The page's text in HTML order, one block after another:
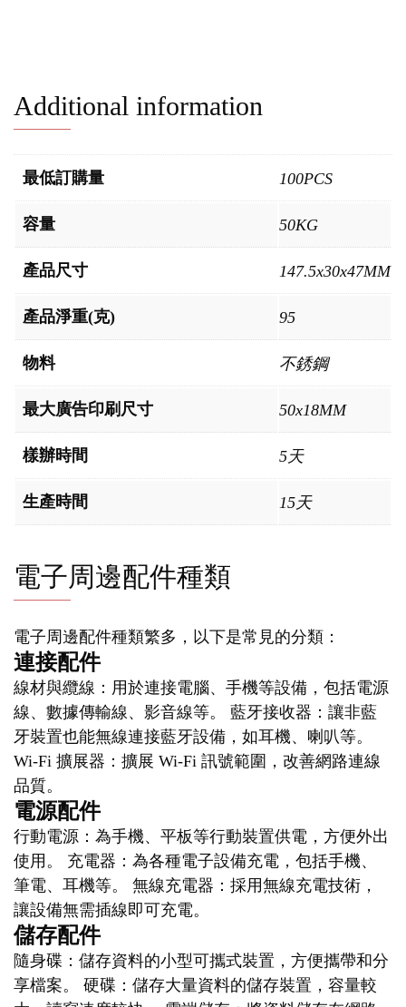
Additional information
最低訂購量 100PCS
容量 50KG
產品尺寸 147.5x30x47MM
產品淨重(克) 95
物料 不銹鋼
最大廣告印刷尺寸 50x18MM
樣辦時間 5天
生產時間 15天
電子周邊配件種類
電子周邊配件種類繁多，以下是常見的分類：
連接配件
線材與纜線：用於連接電腦、手機等設備，包括電源
線、數據傳輸線、影音線等。 藍牙接收器：讓非藍
牙裝置也能無線連接藍牙設備，如耳機、喇叭等。
Wi-Fi 擴展器：擴展 Wi-Fi 訊號範圍，改善網路連線
品質。
電源配件
行動電源：為手機、平板等行動裝置供電，方便外出
使用。 充電器：為各種電子設備充電，包括手機、
筆電、耳機等。 無線充電器：採用無線充電技術，
讓設備無需插線即可充電。
儲存配件
隨身碟：儲存資料的小型可攜式裝置，方便攜帶和分
享檔案。 硬碟：儲存大量資料的儲存裝置，容量較